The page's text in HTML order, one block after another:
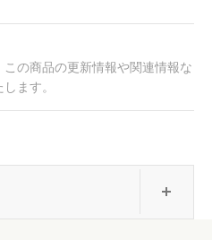
の商品の更新情報や関連情報な
ます。